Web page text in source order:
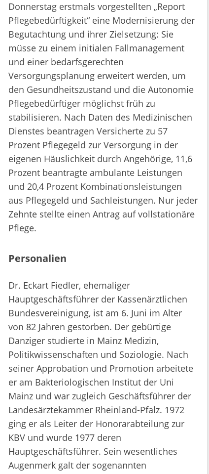
Donnerstag erstmals vorgestellten „Report
Pflegebedürftigkeit“ eine Modernisierung der
Begutachtung und ihrer Zielsetzung: Sie
müsse zu einem initialen Fallmanagement
und einer bedarfsgerechten
Versorgungsplanung erweitert werden, um
den Gesundheitszustand und die Autonomie
Pflegebedürftiger möglichst früh zu
stabilisieren. Nach Daten des Medizinischen
Dienstes beantragen Versicherte zu 57
Prozent Pflegegeld zur Versorgung in der
eigenen Häuslichkeit durch Angehörige, 11,6
Prozent beantragte ambulante Leistungen
und 20,4 Prozent Kombinationsleistungen
aus Pflegegeld und Sachleistungen. Nur jeder
Zehnte stellte einen Antrag auf vollstationäre
Pflege.
Personalien
Dr. Eckart Fiedler, ehemaliger
Hauptgeschäftsführer der Kassenärztlichen
Bundesvereinigung, ist am 6. Juni im Alter
von 82 Jahren gestorben. Der gebürtige
Danziger studierte in Mainz Medizin,
Politikwissenschaften und Soziologie. Nach
seiner Approbation und Promotion arbeitete
er am Bakteriologischen Institut der Uni
Mainz und war zugleich Geschäftsführer der
Landesärztekammer Rheinland-Pfalz. 1972
ging er als Leiter der Honorarabteilung zur
KBV und wurde 1977 deren
Hauptgeschäftsführer. Sein wesentliches
Augenmerk galt der sogenannten